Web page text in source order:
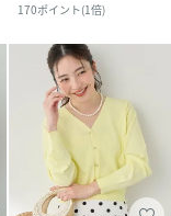
170ポイント(1倍)